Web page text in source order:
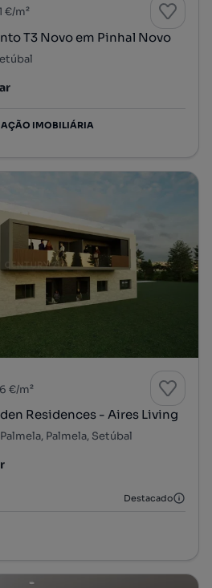
€/m²
T3 Novo em Pinhal Novo
IMOBILIÁRIA
€/m²
Residences - Aires Living
Palmela, Setúbal
Destacado